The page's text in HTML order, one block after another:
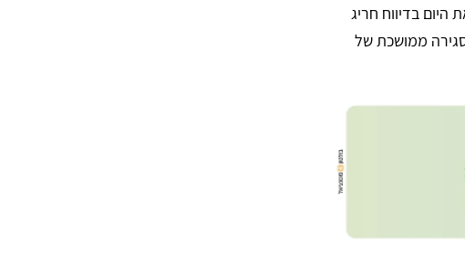
היום בדיווח חריג
בעקבות סגירה ממושכת של